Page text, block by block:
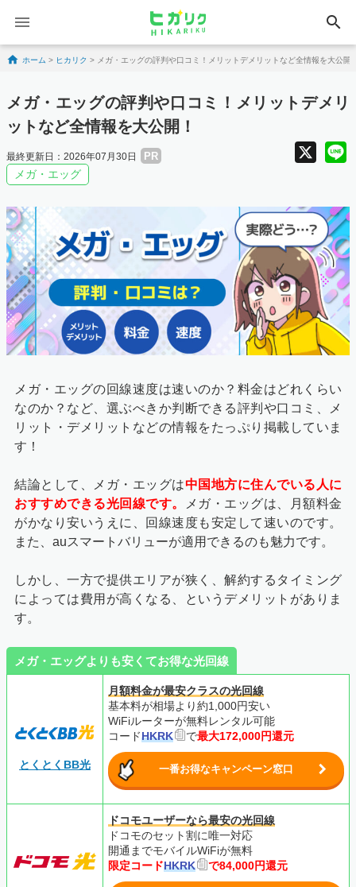
search
Skip to content
ホーム > ヒカリク > メガ・エッグの評判や口コミ！メリットデメリットなど全情報を大公開
メガ・エッグの評判や口コミ！メリットデメリ
ットなど全情報を大公開！
最終更新日：2026年07月30日 PR X
メガ・エッグ
メガ・エッグの回線速度は速いのか？料金はどれくらい
なのか？など、選ぶべきか判断できる評判や口コミ、メ
リット・デメリットなどの情報をたっぷり掲載していま
す！
結論として、メガ・エッグは中国地方に住んでいる人に
おすすめできる光回線です。
メガ・エッグは、月額料金
がかなり安いうえに、回線速度も安定して速いのです。
また、auスマートバリューが適用できるのも魅力です。
しかし、一方で提供エリアが狭く、解約するタイミング
によっては費用が高くなる、というデメリットがありま
す。
メガ・エッグよりも安くてお得な光回線
とくとくBB光
月額料金が最安クラスの光回線
基本料が相場より約1,000円安い
WiFiルーターが無料レンタル可能
コードHKRK で最大172,000円還元
一番お得なキャンペーン窓口
ドコモユーザーなら最安の光回線
ドコモのセット割に唯一対応
開通までモバイルWiFiが無料
限定コードHKRK で84,000円還元